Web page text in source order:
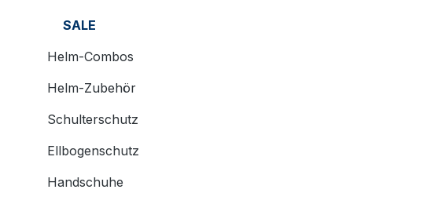
SALE
Helm-Combos
Helm-Zubehör
Schulterschutz
Ellbogenschutz
Handschuhe